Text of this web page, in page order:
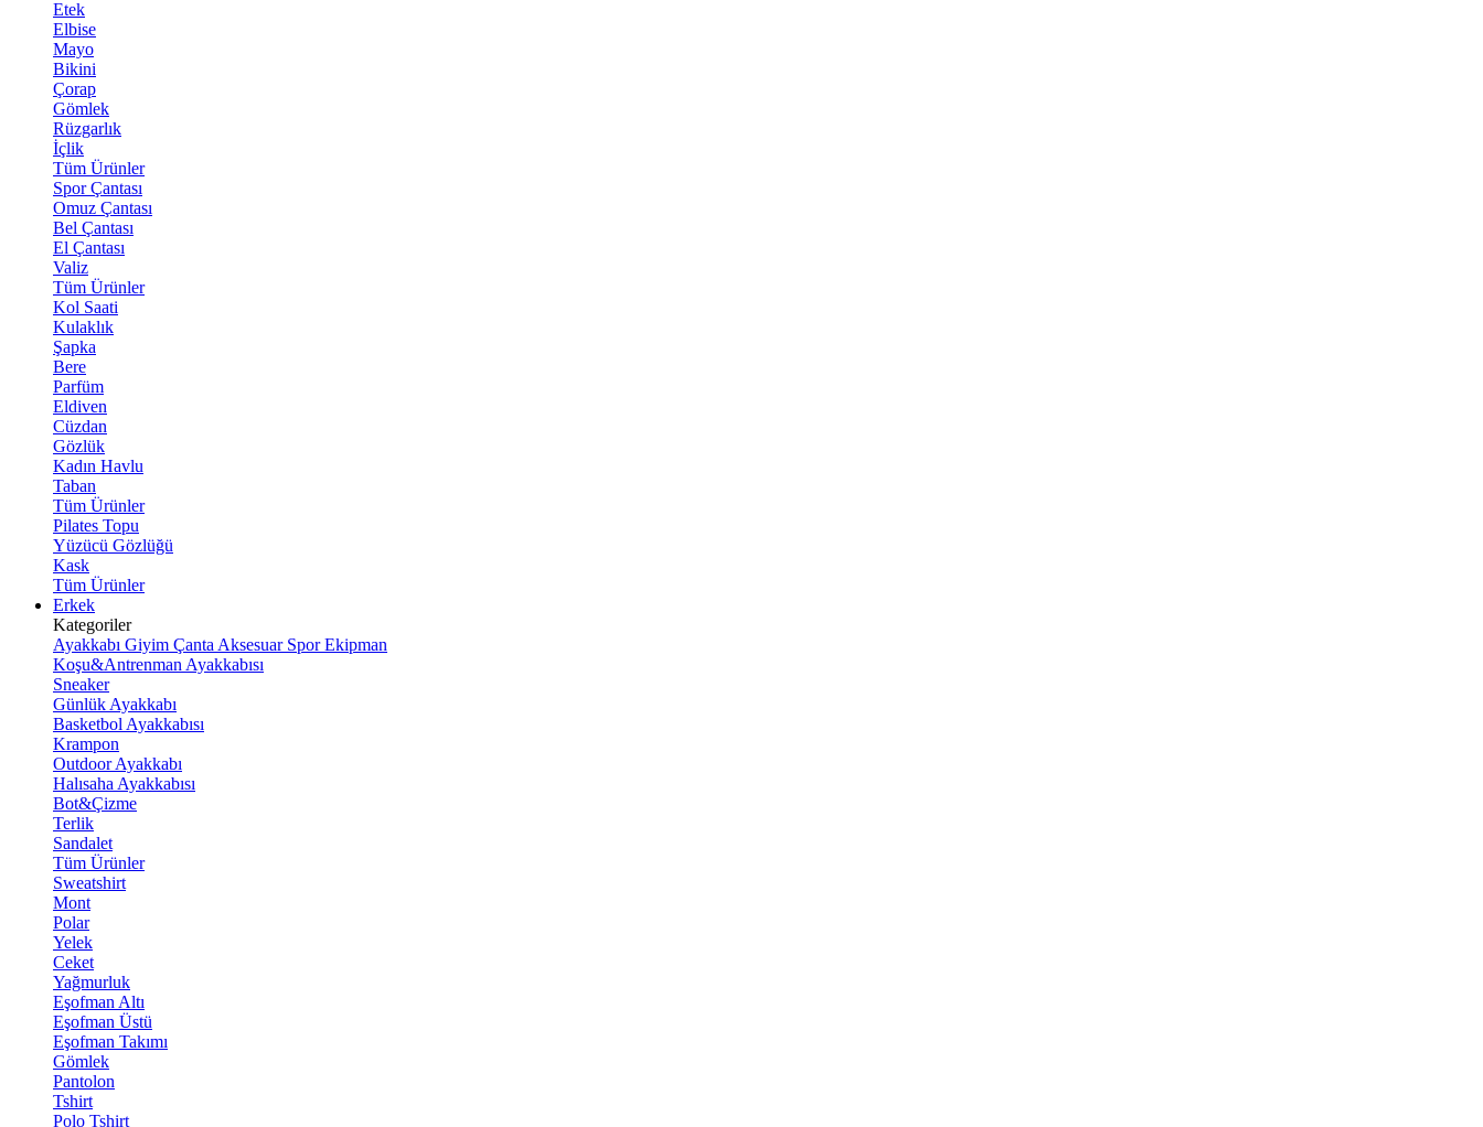
Etek
Elbise
Mayo
Bikini
Çorap
Gömlek
Rüzgarlık
İçlik
Tüm Ürünler
Spor Çantası
Omuz Çantası
Bel Çantası
El Çantası
Valiz
Tüm Ürünler
Kol Saati
Kulaklık
Şapka
Bere
Parfüm
Eldiven
Cüzdan
Gözlük
Kadın Havlu
Taban
Tüm Ürünler
Pilates Topu
Yüzücü Gözlüğü
Kask
Tüm Ürünler
Erkek
Kategoriler
Ayakkabı Giyim Çanta Aksesuar Spor Ekipman
Koşu&Antrenman Ayakkabısı
Sneaker
Günlük Ayakkabı
Basketbol Ayakkabısı
Krampon
Outdoor Ayakkabı
Halısaha Ayakkabısı
Bot&Çizme
Terlik
Sandalet
Tüm Ürünler
Sweatshirt
Mont
Polar
Yelek
Ceket
Yağmurluk
Eşofman Altı
Eşofman Üstü
Eşofman Takımı
Gömlek
Pantolon
Tshirt
Polo Tshirt